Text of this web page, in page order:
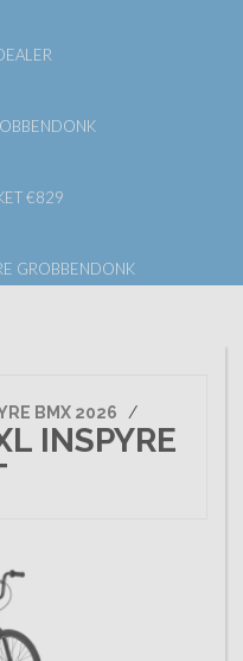
€829
GROBBENDONK
BMX 2026 /
INSPYRE